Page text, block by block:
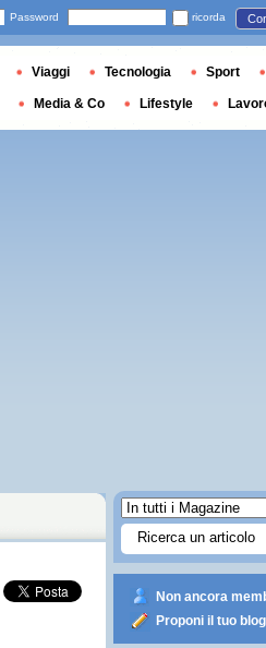
Non ancora
Proponi il tuo blog
Password ricorda
Viaggi Tecnologia Sport
Media & Co Lifestyle